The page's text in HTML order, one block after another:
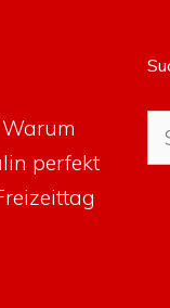
perfekt